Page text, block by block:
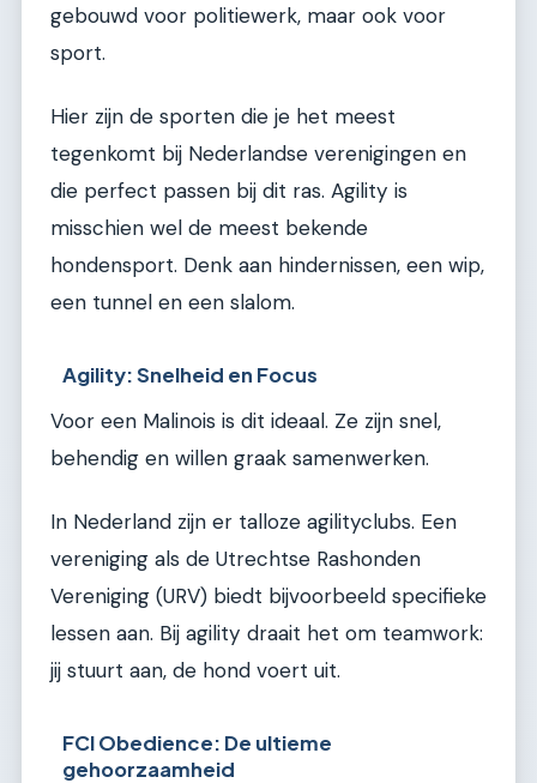
gebouwd voor politiewerk, maar ook voor
sport.
Hier zijn de sporten die je het meest
tegenkomt bij Nederlandse verenigingen en
die perfect passen bij dit ras. Agility is
misschien wel de meest bekende
hondensport. Denk aan hindernissen, een wip,
een tunnel en een slalom.
Agility: Snelheid en Focus
Voor een Malinois is dit ideaal. Ze zijn snel,
behendig en willen graak samenwerken.
In Nederland zijn er talloze agilityclubs. Een
vereniging als de Utrechtse Rashonden
Vereniging (URV) biedt bijvoorbeeld specifieke
lessen aan. Bij agility draait het om teamwork:
jij stuurt aan, de hond voert uit.
FCI Obedience: De ultieme
gehoorzaamheid